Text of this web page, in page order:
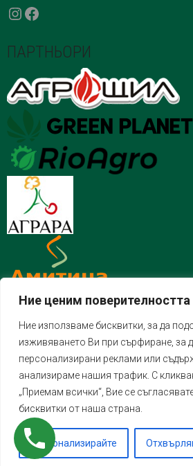
Ние ценим поверителността
Ние използваме бисквитки, за да
изживяването Ви при сърфиране, за
персонализирани реклами или
анализираме нашия трафик. С
„Приемам всички“, Вие се
бисквитки от наша страна.
Персонализирайте
INSTAGRAM
FACEBOOK
ПАРТНЬОРИ